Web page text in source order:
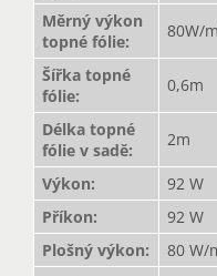
Měrný výkon
topné fólie:
80W/
Šířka topné
fólie:
0,6m
Délka topné
fólie v sadě:
2m
Výkon:
92 W
Příkon:
92 W
Plošný výkon:
80 W/